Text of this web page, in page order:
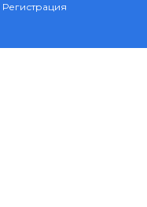
Регистрация